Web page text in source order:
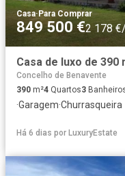
Casa· Para Comprar
849 500 €2 178
Casa de luxo de 390
Concelho de Benavente
390 m²4 Quartos3
·Garagem·Churrasqueira
Há 6 dias por LuxuryEstate